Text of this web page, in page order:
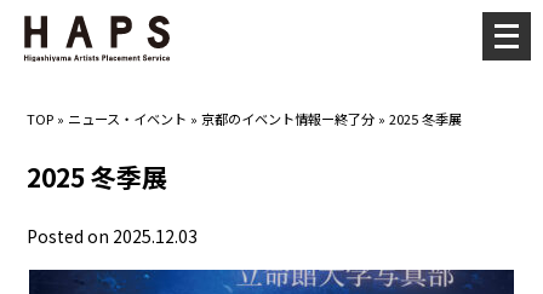
TOP » ニュース・イベント »京都のイベント情報ー終了分 »2025 冬季展
2025 冬季展
Posted on 2025.12.03
メ
ニ